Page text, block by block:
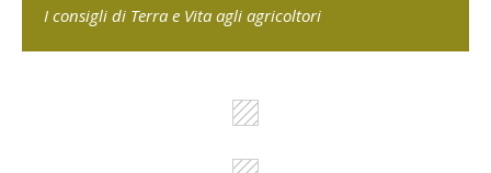
I consigli di Terra e Vita agli agricoltori